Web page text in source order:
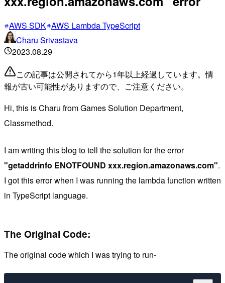
AWS SDK AWS Lambda TypeScript
Charu Srivastava
2023.08.29
この記事は公開されてから1年以上経過しています。情
報が古い可能性がありますので、ご注意ください。
Hi, this is Charu from Games Solution Department,
Classmethod.
I am writing this blog to tell the solution for the error
"getaddrinfo ENOTFOUND xxx.region.amazonaws.com".
I got this error when I was running the lambda function written
in TypeScript language.
The Original Code:
The original code which I was trying to run-